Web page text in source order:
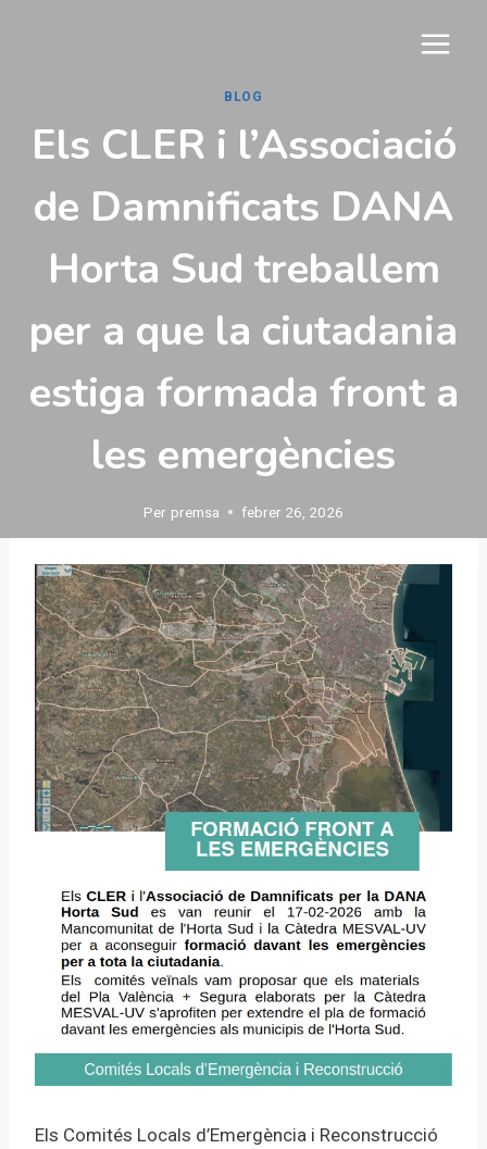
BLOG
Els CLER i l’Associació
de Damnificats DANA
Horta Sud treballem
per a que la ciutadania
estiga formada front a
les emergències
Per premsa febrer 26, 2026
Els Comités Locals d’Emergència i Reconstrucció